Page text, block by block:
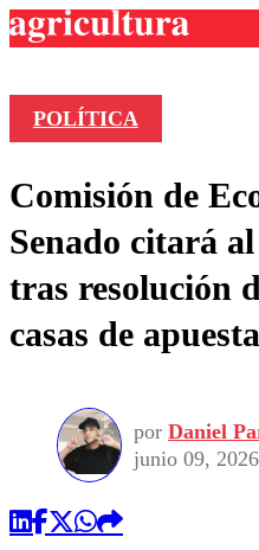
Frecuencias
Agricultura
Deportes
Colo Colo
Motor
Torneo
Torneo
Entretención
Internacional
Nacional
Vida Social
Programas
Comercial
POLÍTICA
Comisión de
Senado citará
tras resolución
casas de
por Daniel
junio 09, 2026